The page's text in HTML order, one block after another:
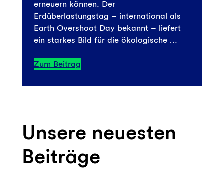
erneuern können. Der
Erdüberlastungstag – international als
Earth Overshoot Day bekannt – liefert
ein starkes Bild für die ökologische …
Zum Beitrag
Unsere neuesten
Beiträge